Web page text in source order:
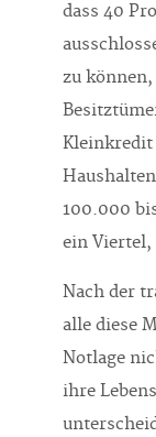
dass 40
zu können,
Kleinkredit
100.000
ein Viertel,
Nach der
alle diese
Notlage
ihre